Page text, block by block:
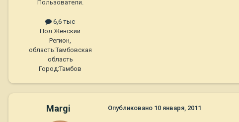
Пользователи.
6,6 тыс
Пол:Женский
Регион,
область:Тамбовская
область
Город:Тамбов
Margi Опубликовано 10 января, 2011